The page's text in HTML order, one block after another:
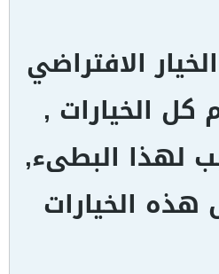
الافتراضي
الخيارات ,
لهذا البطىء,
هذه الخيارات